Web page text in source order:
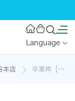
Language
本店 卒業袴［振袖・鶴×無地］の着物レンタル